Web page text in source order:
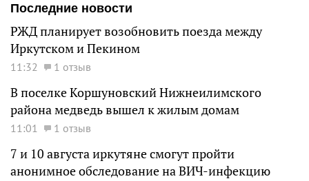
Последние новости
РЖД планирует возобновить поезда между
Иркутском и Пекином
11:32 1 отзыв
В поселке Коршуновский Нижнеилимского
района медведь вышел к жилым домам
11:01 1 отзыв
7 и 10 августа иркутяне смогут пройти
анонимное обследование на ВИЧ-инфекцию